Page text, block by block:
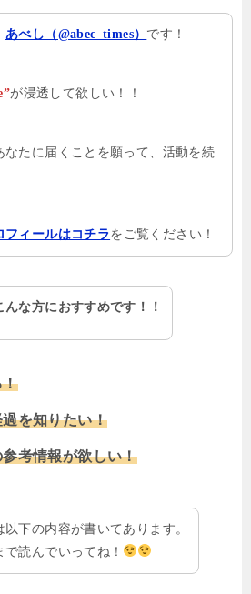
あべし（@abec_times） です！
が浸透して欲しい！！
なたに届くことを願って、活動を続
フィールはコチラをご覧ください！
んな方におすすめです！！
！
を知りたい！
考情報が欲しい！
以下の内容が書いてあります。
読んでいってね！